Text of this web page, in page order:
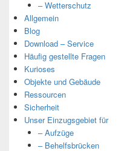
– Wetterschutz
Allgemein
Blog
Download – Service
Häufig gestellte Fragen
Kurioses
Objekte und Gebäude
Ressourcen
Sicherheit
Unser Einzugsgebiet für
– Aufzüge
– Behelfsbrücken